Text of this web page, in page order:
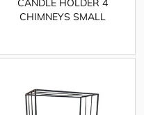
CANDLE HOLDER 4
CHIMNEYS SMALL